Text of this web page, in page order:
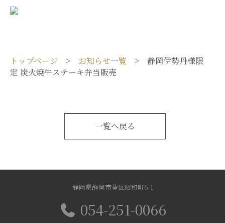
トップページ > お知らせ一覧 > 静岡伊勢丹様限
定 炭火焼牛ステーキ弁当販売
一覧へ戻る
静岡県静岡市葵区昭和町6-1
054-251-0066